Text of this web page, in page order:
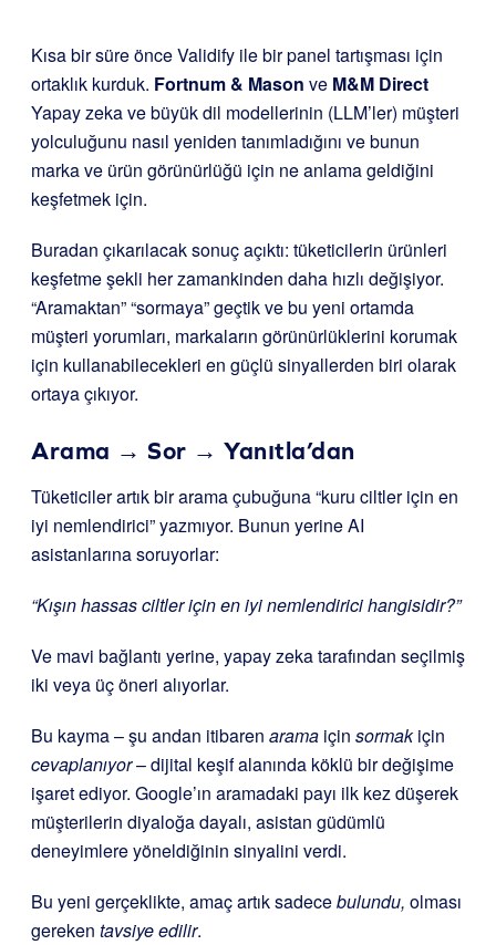
Kısa bir süre önce Validify ile bir panel tartışması için
ortaklık kurduk. Fortnum & Mason ve M&M Direct
Yapay zeka ve büyük dil modellerinin (LLM’ler) müşteri
yolculuğunu nasıl yeniden tanımladığını ve bunun
marka ve ürün görünürlüğü için ne anlama geldiğini
keşfetmek için.
Buradan çıkarılacak sonuç açıktı: tüketicilerin ürünleri
keşfetme şekli her zamankinden daha hızlı değişiyor.
“Aramaktan” “sormaya” geçtik ve bu yeni ortamda
müşteri yorumları, markaların görünürlüklerini korumak
için kullanabilecekleri en güçlü sinyallerden biri olarak
ortaya çıkıyor.
Arama → Sor → Yanıtla’dan
Tüketiciler artık bir arama çubuğuna “kuru ciltler için en
iyi nemlendirici” yazmıyor. Bunun yerine AI
asistanlarına soruyorlar:
“Kışın hassas ciltler için en iyi nemlendirici hangisidir?”
Ve mavi bağlantı yerine, yapay zeka tarafından seçilmiş
iki veya üç öneri alıyorlar.
Bu kayma – şu andan itibaren arama için sormakiçin
cevaplanıyor– dijital keşif alanında köklü bir değişime
işaret ediyor. Google’ın aramadaki payı ilk kez düşerek
müşterilerin diyaloğa dayalı, asistan güdümlü
deneyimlere yöneldiğinin sinyalini verdi.
Bu yeni gerçeklikte, amaç artık sadecebulundu, olması
gereken tavsiye edilir.